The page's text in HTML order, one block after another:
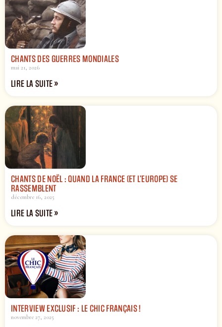
CHANTS DES GUERRES MONDIALES
mai 21, 2026
LIRE LA SUITE »
CHANTS DE NOËL : QUAND LA FRANCE (ET L’EUROPE) SE
RASSEMBLENT
décembre 16, 2025
LIRE LA SUITE »
INTERVIEW EXCLUSIF : LE CHIC FRANÇAIS !
novembre 27, 2025